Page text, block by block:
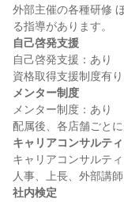
外部主催の各種研修
自己啓発支援
自己啓発支援：あり
メンター制度
メンター制度：あり
キャリアコンサルテ
キャリアコンサルテ
社内検定